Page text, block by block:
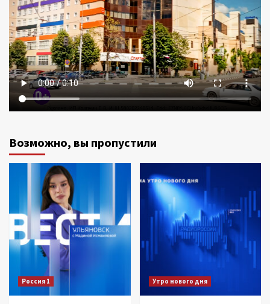
Возможно, вы пропустили
Россия 1 Утро нового дня